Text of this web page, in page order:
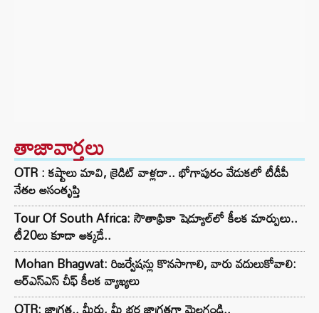
తాజావార్తలు
OTR : కష్టాలు మావి, క్రెడిట్ వాళ్లదా.. భోగాపురం వేడుకలో టీడీపీ
నేతల అసంతృప్తి
Tour Of South Africa: సౌతాఫ్రికా షెడ్యూల్‌లో కీలక మార్పులు..
టీ20లు కూడా అక్కడే..
Mohan Bhagwat: రిజర్వేషన్లు కొనసాగాలి, వారు వదులుకోవాలి:
ఆర్ఎస్ఎస్ చీఫ్ కీలక వ్యాఖ్యలు